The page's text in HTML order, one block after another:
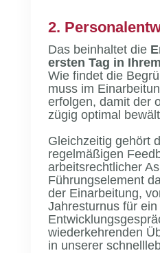
2.
Das beinhaltet die
ersten Tag in
Wie findet die
muss im
erfolgen, damit der
zügig optimal
Gleichzeitig gehört
regelmäßigen
arbeitsrechtlicher
Führungselement
der Einarbeitung,
Jahresturnus für
wiederkehrenden
in unserer